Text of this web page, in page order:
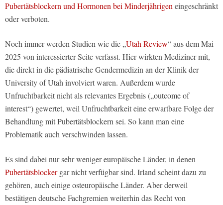
Pubertätsblockern und Hormonen bei Minderjährigeneingeschränkt
oder verboten.
Noch immer werden Studien wie die „Utah Review“ aus dem Mai
2025 von interessierter Seite verfasst. Hier wirkten Mediziner mit,
die direkt in die pädiatrische Gendermedizin an der Klinik der
University of Utah involviert waren. Außerdem wurde
Unfruchtbarkeit nicht als relevantes Ergebnis („outcome of
interest“) gewertet, weil Unfruchtbarkeit eine erwartbare Folge der
Behandlung mit Pubertätsblockern sei. So kann man eine
Problematik auch verschwinden lassen.
Es sind dabei nur sehr weniger europäische Länder, in denen
Pubertätsblockergar nicht verfügbar sind. Irland scheint dazu zu
gehören, auch einige osteuropäische Länder. Aber derweil
bestätigen deutsche Fachgremien weiterhin das Recht von